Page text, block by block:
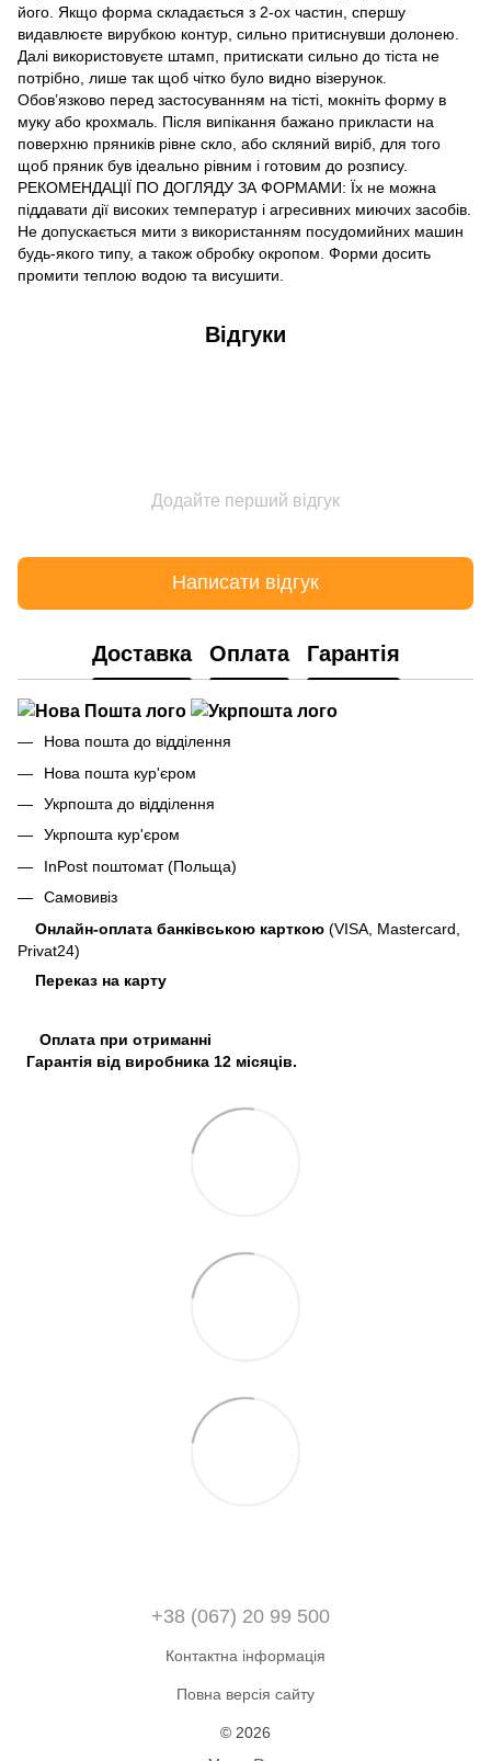
його. Якщо форма складається з 2-ох частин, спершу
видавлюєте вирубкою контур, сильно притиснувши долонею.
Далі використовуєте штамп, притискати сильно до тіста не
потрібно, лише так щоб чітко було видно візерунок.
Обов’язково перед застосуванням на тісті, мокніть форму в
муку або крохмаль. Після випікання бажано прикласти на
поверхню пряників рівне скло, або скляний виріб, для того
щоб пряник був ідеально рівним і готовим до розпису.
РЕКОМЕНДАЦІЇ ПО ДОГЛЯДУ ЗА ФОРМАМИ: Їх не можна
піддавати дії високих температур і агресивних миючих засобів.
Не допускається мити з використанням посудомийних машин
будь-якого типу, а також обробку окропом. Форми досить
промити теплою водою та висушити.
Відгуки
Додайте перший відгук
Написати відгук
Доставка Оплата Гарантія
Нова пошта до відділення
Нова пошта кур'єром
Укрпошта до відділення
Укрпошта кур'єром
InPost поштомат (Польща)
Самовивіз
Онлайн-оплата банківською карткою (VISA, Mastercard,
Privat24)
Переказ на карту
Оплата при отриманні
Гарантія від виробника 12 місяців.
+38 (067) 20 99 500
Контактна інформація
Повна версія сайту
© 2026